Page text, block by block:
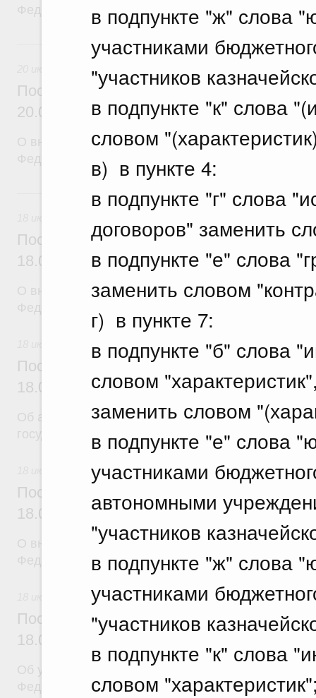
в подпункте "ж" слова
участниками
"участников
в подпункте "к" слова
словом
в) в пункте 4:
в подпункте "г" слова
договоров" заменить
в подпункте "е" слова
заменить словом
г) в пункте 7:
в подпункте "б" слова
словом
заменить словом
в подпункте "е" слова
участниками
автономными
"участников
в подпункте "ж" слова
участниками
"участников
в подпункте "к" слова
словом
Федерации от 12 марта 2022 г. № 353
20 июля, понедельник
Постановление Правительства
20.07.2026 г. № 915
О внесении изменений в постановление
Федерации от 1 декабря 2021 г. № 2148
18 июля, суббота
Постановление Правительства
18.07.2026 г. № 906
О внесении изменений в постановление
Постановление Правительства
18.07.2026 г. № 904
Об авансировании
Постановление Правительства
18.07.2026 г. № 909
О внесении изменения в постановление
Федерации от 17 февраля 2024 г. № 179
Постановление Правительства
18.07.2026 г. № 908
Об утверждении Правил уведомления частным
Федеральной службы войск национальной